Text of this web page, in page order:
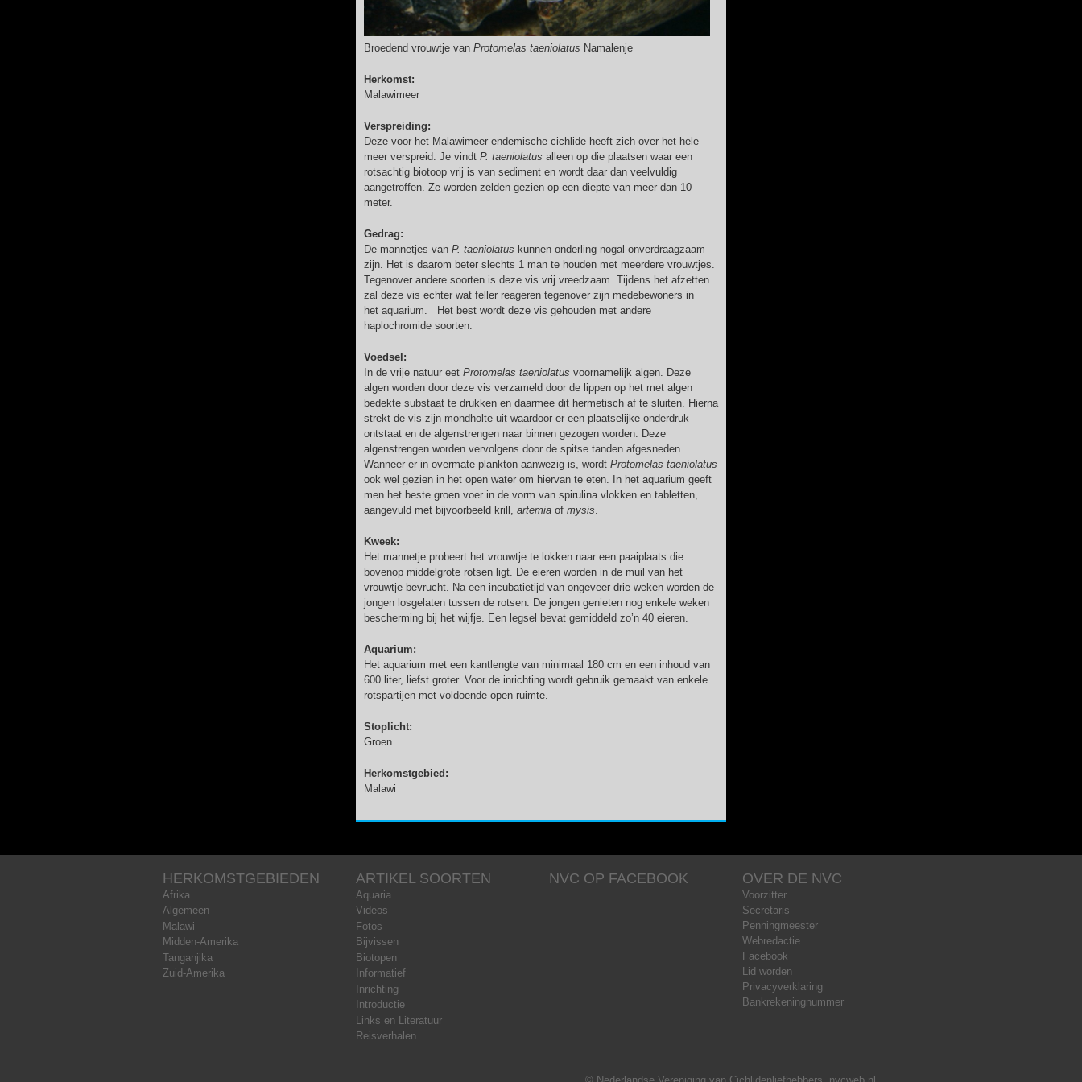
Broedend vrouwtje van Protomelas taeniolatus Namalenje
Herkomst:
Malawimeer
Verspreiding:
Deze voor het Malawimeer endemische cichlide heeft zich over het hele
meer verspreid. Je vindt P. taeniolatus alleen op die plaatsen waar een
rotsachtig biotoop vrij is van sediment en wordt daar dan veelvuldig
aangetroffen. Ze worden zelden gezien op een diepte van meer dan 10
meter.
Gedrag:
De mannetjes van P. taeniolatus kunnen onderling nogal onverdraagzaam
zijn. Het is daarom beter slechts 1 man te houden met meerdere vrouwtjes.
Tegenover andere soorten is deze vis vrij vreedzaam. Tijdens het afzetten
zal deze vis echter wat feller reageren tegenover zijn medebewoners in
het aquarium. Het best wordt deze vis gehouden met andere
haplochromide soorten.
Voedsel:
In de vrije natuur eet Protomelas taeniolatus voornamelijk algen. Deze
algen worden door deze vis verzameld door de lippen op het met algen
bedekte substaat te drukken en daarmee dit hermetisch af te sluiten. Hierna
strekt de vis zijn mondholte uit waardoor er een plaatselijke onderdruk
ontstaat en de algenstrengen naar binnen gezogen worden. Deze
algenstrengen worden vervolgens door de spitse tanden afgesneden.
Wanneer er in overmate plankton aanwezig is, wordt Protomelas taeniolatus
ook wel gezien in het open water om hiervan te eten. In het aquarium geeft
men het beste groen voer in de vorm van spirulina vlokken en tabletten,
aangevuld met bijvoorbeeld krill, artemia of mysis.
Kweek:
Het mannetje probeert het vrouwtje te lokken naar een paaiplaats die
bovenop middelgrote rotsen ligt. De eieren worden in de muil van het
vrouwtje bevrucht. Na een incubatietijd van ongeveer drie weken worden de
jongen losgelaten tussen de rotsen. De jongen genieten nog enkele weken
bescherming bij het wijfje. Een legsel bevat gemiddeld zo’n 40 eieren.
Aquarium:
Het aquarium met een kantlengte van minimaal 180 cm en een inhoud van
600 liter, liefst groter. Voor de inrichting wordt gebruik gemaakt van enkele
rotspartijen met voldoende open ruimte.
Stoplicht:
Groen
Herkomstgebied:
Malawi
HERKOMSTGEBIEDEN
Afrika
Algemeen
Malawi
Midden-Amerika
Tanganjika
Zuid-Amerika
ARTIKEL SOORTEN
Aquaria
Videos
Fotos
Bijvissen
Biotopen
Informatief
Inrichting
Introductie
Links en Literatuur
Reisverhalen
NVC OP FACEBOOK OVER DE NVC
Voorzitter
Secretaris
Penningmeester
Webredactie
Facebook
Lid worden
Privacyverklaring
Bankrekeningnummer
© Nederlandse Vereniging van Cichlidenliefhebbers, nvcweb.nl